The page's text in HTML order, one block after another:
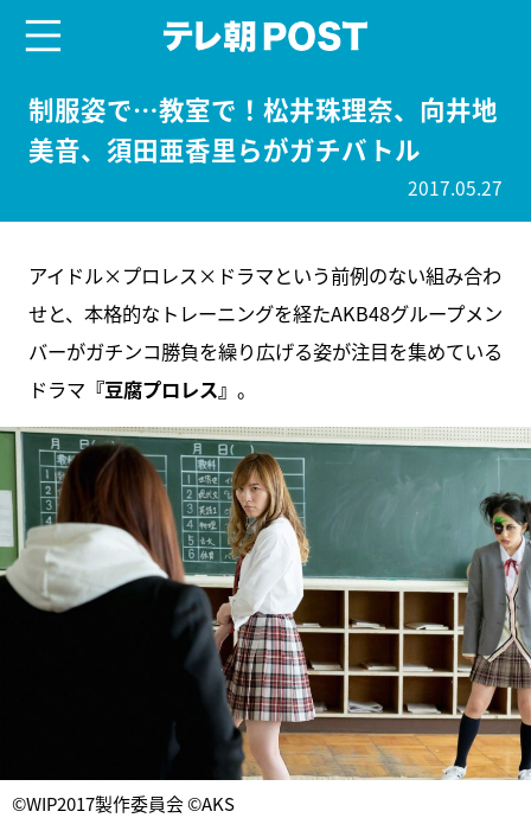
制服姿で…教室で！松井珠理奈、向井地
美音、須田亜香里らがガチバトル
2017.05.27
アイドル×プロレス×ドラマという前例のない組み合わ
せと、本格的なトレーニングを経たAKB48グループメン
バーがガチンコ勝負を繰り広げる姿が注目を集めている
ドラマ 『豆腐プロレス』 。
©WIP2017製作委員会 ©AKS